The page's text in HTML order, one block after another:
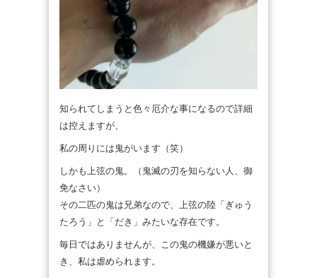
知られてしまうと色々厄介な事になるので詳細
は控えますが、
私の周りには鬼がいます（笑）
しかも上弦の鬼。（鬼滅の刃を知らない人、御
免なさい）
その二匹の鬼は兄弟なので、上弦の陸「ぎゅう
たろう」と「だき」みたいな存在です。
毎日ではありませんが、この鬼の機嫌が悪いと
き、私は虐められます。